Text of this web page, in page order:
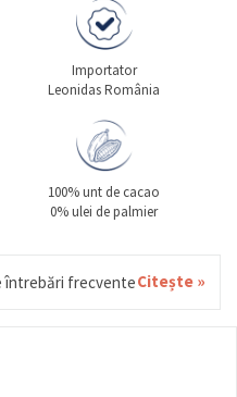
Importator
Leonidas România
100% unt de cacao
0% ulei de palmier
întrebări frecventeCitește »